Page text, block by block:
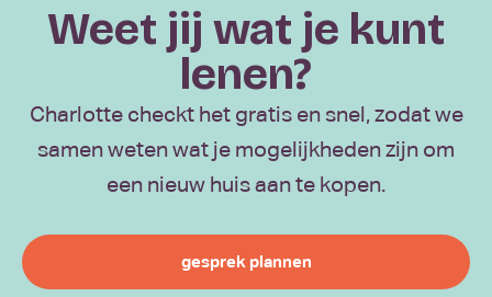
Weet jij wat je kunt
lenen?
Charlotte checkt het gratis en snel, zodat we
samen weten wat je mogelijkheden zijn om
een nieuw huis aan te kopen.
gesprek plannen